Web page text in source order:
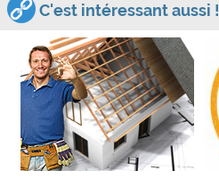
C'est intéressant aussi !